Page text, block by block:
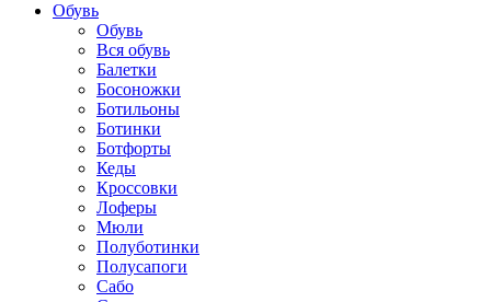
Обувь
Обувь
Вся обувь
Балетки
Босоножки
Ботильоны
Ботинки
Ботфорты
Кеды
Кроссовки
Лоферы
Мюли
Полуботинки
Полусапоги
Сабо